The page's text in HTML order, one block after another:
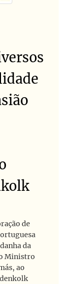
de
da
Ministro
ao